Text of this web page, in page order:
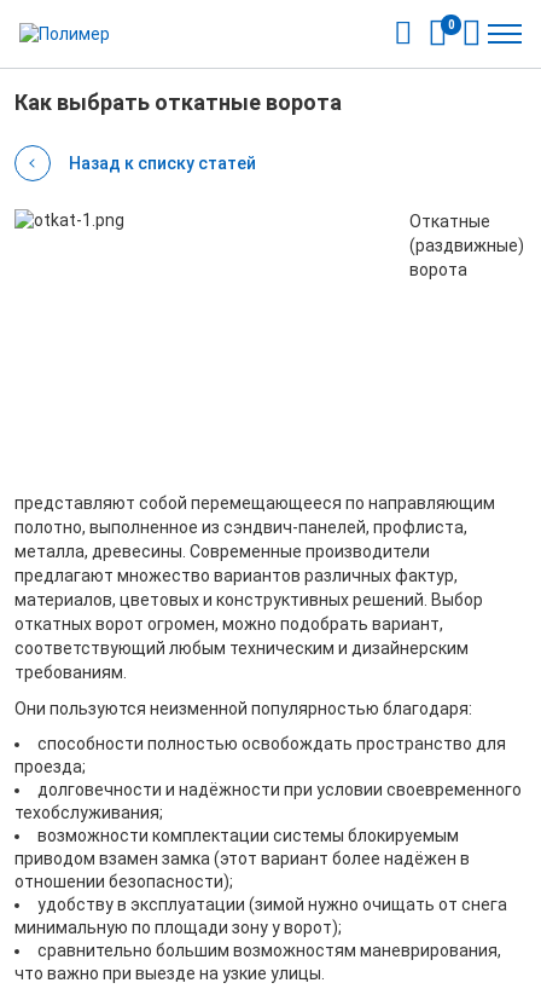
0
Как выбрать откатные ворота
Назад к списку статей
Откатные
(раздвижные)
ворота
представляют собой перемещающееся по направляющим
полотно, выполненное из сэндвич-панелей, профлиста,
металла, древесины. Современные производители
предлагают множество вариантов различных фактур,
материалов, цветовых и конструктивных решений. Выбор
откатных ворот огромен, можно подобрать вариант,
соответствующий любым техническим и дизайнерским
требованиям.
Они пользуются неизменной популярностью благодаря:
способности полностью освобождать пространство для
проезда;
долговечности и надёжности при условии своевременного
техобслуживания;
возможности комплектации системы блокируемым
приводом взамен замка (этот вариант более надёжен в
отношении безопасности);
удобству в эксплуатации (зимой нужно очищать от снега
минимальную по площади зону у ворот);
сравнительно большим возможностям маневрирования,
что важно при выезде на узкие улицы.